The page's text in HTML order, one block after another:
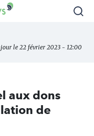
le 22 février 2023 - 12:00
aux dons
de